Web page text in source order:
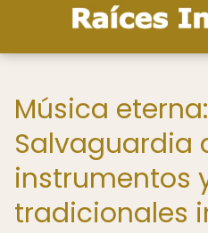
Música eterna:
Salvaguardia
instrumentos
tradicionales